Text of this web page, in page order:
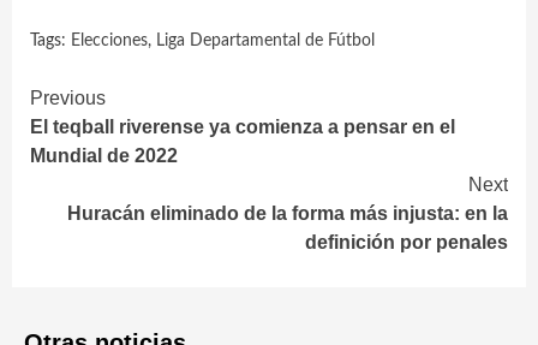
Tags: Elecciones, Liga Departamental de Fútbol
Continue
Reading
Previous
El teqball riverense ya comienza a pensar en el
Mundial de 2022
Next
Huracán eliminado de la forma más injusta: en la
definición por penales